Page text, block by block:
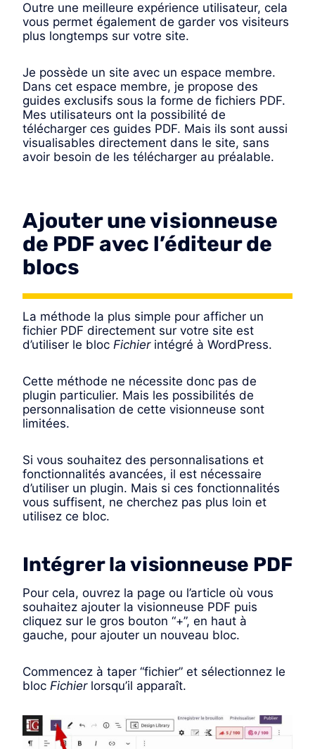
Outre une meilleure expérience utilisateur, cela
vous permet également de garder vos visiteurs
plus longtemps sur votre site.
Je possède un site avec un espace membre.
Dans cet espace membre, je propose des
guides exclusifs sous la forme de fichiers PDF.
Mes utilisateurs ont la possibilité de
télécharger ces guides PDF. Mais ils sont aussi
visualisables directement dans le site, sans
avoir besoin de les télécharger au préalable.
Ajouter une visionneuse
de PDF avec l’éditeur de
blocs
La méthode la plus simple pour afficher un
fichier PDF directement sur votre site est
d’utiliser le bloc Fichierintégré à WordPress.
Cette méthode ne nécessite donc pas de
plugin particulier. Mais les possibilités de
personnalisation de cette visionneuse sont
limitées.
Si vous souhaitez des personnalisations et
fonctionnalités avancées, il est nécessaire
d’utiliser un plugin. Mais si ces fonctionnalités
vous suffisent, ne cherchez pas plus loin et
utilisez ce bloc.
Intégrer la visionneuse PDF
Pour cela, ouvrez la page ou l’article où vous
souhaitez ajouter la visionneuse PDF puis
cliquez sur le gros bouton “+”, en haut à
gauche, pour ajouter un nouveau bloc.
Commencez à taper “fichier” et sélectionnez le
bloc Fichierlorsqu’il apparaît.